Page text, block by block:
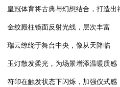
皇冠体育将古典与幻想结合，打造出
金纹殿柱镜面反射光线，层次丰富
瑞云缭绕于舞台中央，像从天降临
玉灯散发柔光，为场景增添温暖质感
符印在触发状态下闪烁，加强仪式感